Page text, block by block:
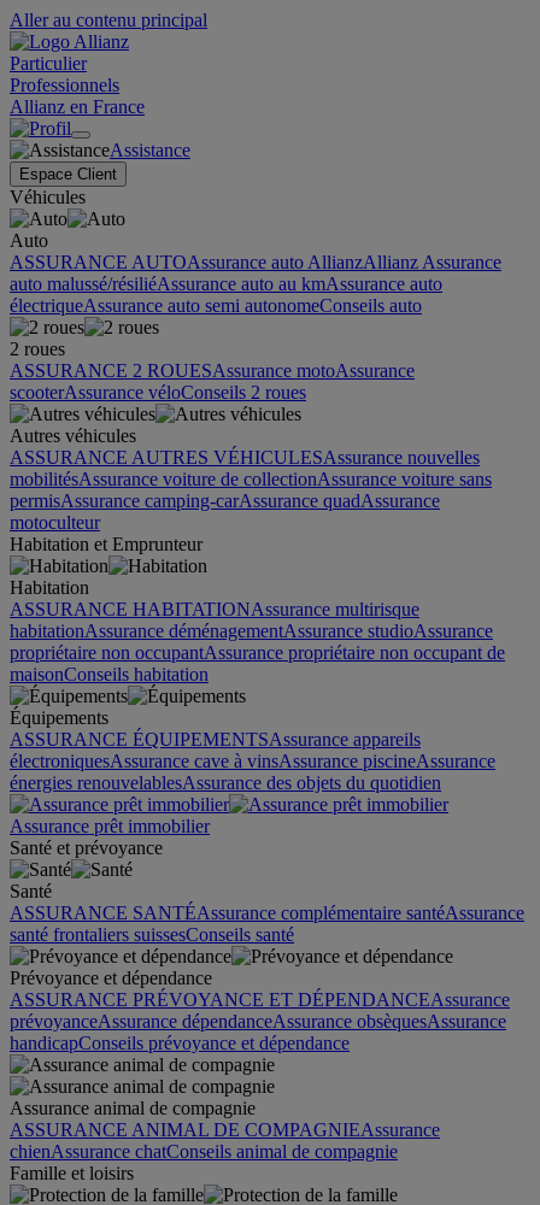
Aller au contenu principal
Particulier
Professionnels
Allianz en France
Assistance
Espace Client
Véhicules
Auto
ASSURANCE AUTOAssurance auto AllianzAllianz Assurance
auto malussé/résiliéAssurance auto au kmAssurance auto
électriqueAssurance auto semi autonomeConseils auto
2 roues
ASSURANCE 2 ROUESAssurance motoAssurance
scooterAssurance véloConseils 2 roues
Autres véhicules
ASSURANCE AUTRES VÉHICULESAssurance nouvelles
mobilitésAssurance voiture de collectionAssurance voiture sans
permisAssurance camping-carAssurance quadAssurance
motoculteur
Habitation et Emprunteur
Habitation
ASSURANCE HABITATIONAssurance multirisque
habitationAssurance déménagementAssurance studioAssurance
propriétaire non occupantAssurance propriétaire non occupant de
maisonConseils habitation
Équipements
ASSURANCE ÉQUIPEMENTSAssurance appareils
électroniquesAssurance cave à vinsAssurance piscineAssurance
énergies renouvelablesAssurance des objets du quotidien
Assurance prêt immobilier
Santé et prévoyance
Santé
ASSURANCE SANTÉAssurance complémentaire santéAssurance
santé frontaliers suissesConseils santé
Prévoyance et dépendance
ASSURANCE PRÉVOYANCE ET DÉPENDANCEAssurance
prévoyanceAssurance dépendanceAssurance obsèquesAssurance
handicapConseils prévoyance et dépendance
Assurance animal de compagnie
ASSURANCE ANIMAL DE COMPAGNIEAssurance
chienAssurance chatConseils animal de compagnie
Famille et loisirs